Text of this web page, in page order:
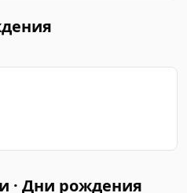
· Дни рождения